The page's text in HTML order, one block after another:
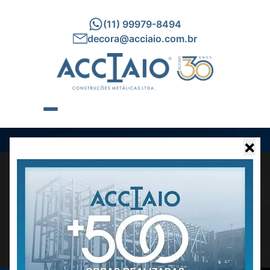
(11) 99979-8494
decora@acciaio.com.br
×